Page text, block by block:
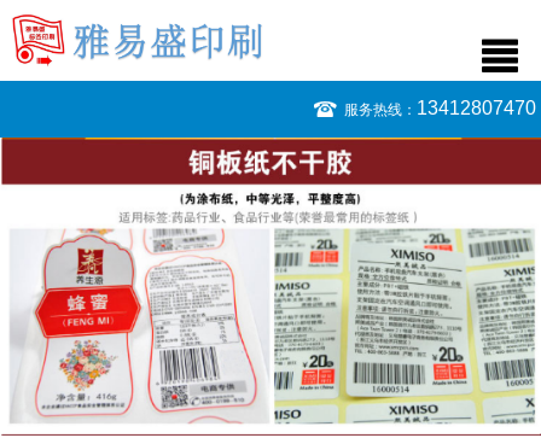
服务热线： 13412807470